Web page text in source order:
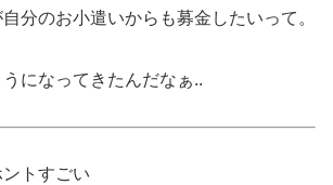
分のお小遣いからも募金したいって。
になってきたんだなぁ..
トすごい